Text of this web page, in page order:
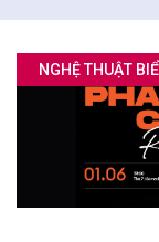
GIỎ HÀNG
NGHỆ THUẬT